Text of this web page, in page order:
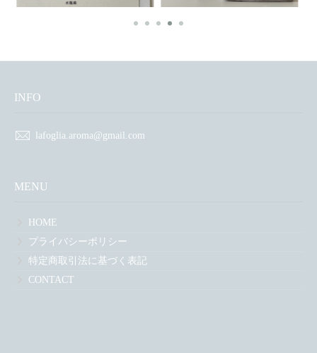
INFO
lafoglia.aroma@gmail.com
MENU
HOME
プライバシーポリシー
特定商取引法に基づく表記
CONTACT